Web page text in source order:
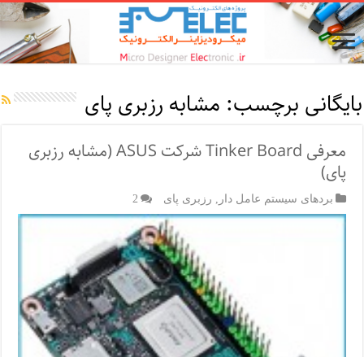
بایگانی برچسب: مشابه رزبری پای
معرفی Tinker Board شرکت ASUS (مشابه رزبری
پای)
بردهای سیستم عامل دار رزبری پای 2